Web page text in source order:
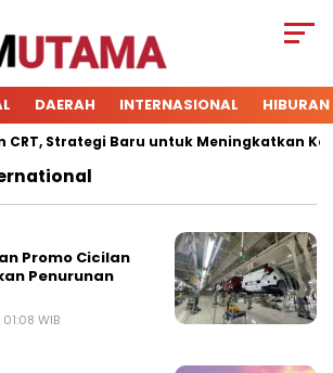
DAERAH INTERNASIONAL HIBURAN
Strategi Baru untuk Meningkatkan
Promo Cicilan
Penurunan
WIB